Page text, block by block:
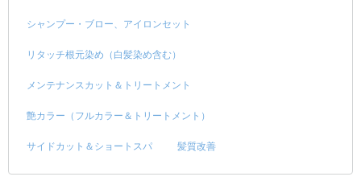
シャンプー・ブロー、アイロンセット
リタッチ根元染め（白髪染め含む）
メンテナンスカット＆トリートメント
艶カラー（フルカラー＆トリートメント）
サイドカット＆ショートスパ 髪質改善